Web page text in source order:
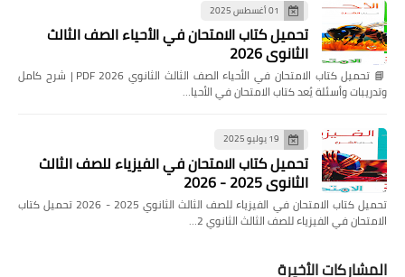
01 أغسطس 2025
تحميل كتاب الامتحان في الأحياء الصف الثالث
الثانوي 2026
📘 تحميل كتاب الامتحان في الأحياء الصف الثالث الثانوي 2026 PDF | شرح كامل
وتدريبات وأسئلة يُعد كتاب الامتحان في الأحيا…
19 يوليو 2025
تحميل كتاب الامتحان في الفيزياء للصف الثالث
الثانوي 2025 - 2026
تحميل كتاب الامتحان في الفيزياء للصف الثالث الثانوي 2025 - 2026 تحميل كتاب
الامتحان في الفيزياء للصف الثالث الثانوي 2…
المشاركات الأخيرة